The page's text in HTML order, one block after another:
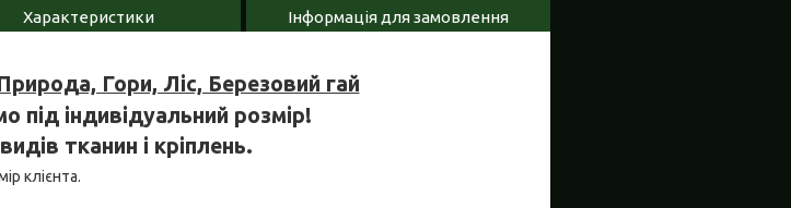
Характеристики Інформація для замовлення
Гори, Ліс, Березовий гай
під індивідуальний розмір!
тканин і кріплень.
клієнта.